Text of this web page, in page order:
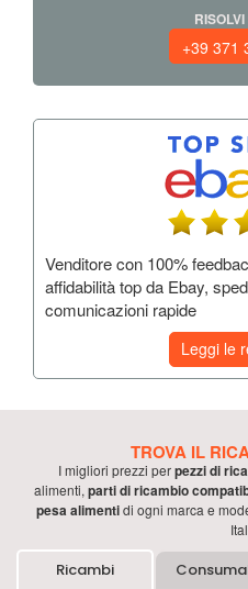
+39 371
Venditore con 100%
affidabilità top da Ebay,
comunicazioni rapide
Leggi le
TROVA IL
I migliori prezzi perpezzi di
alimenti, parti di ricambio
pesa alimentidi ogni marca e
Ricambi